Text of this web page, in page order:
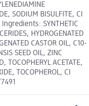
SODIUM BISULFITE, CI
SYNTHETIC
HYDROGENATED
CASTOR OIL, C10-
SEED OIL, ZINC
TOCOPHERYL ACETATE,
TOCOPHEROL, CI